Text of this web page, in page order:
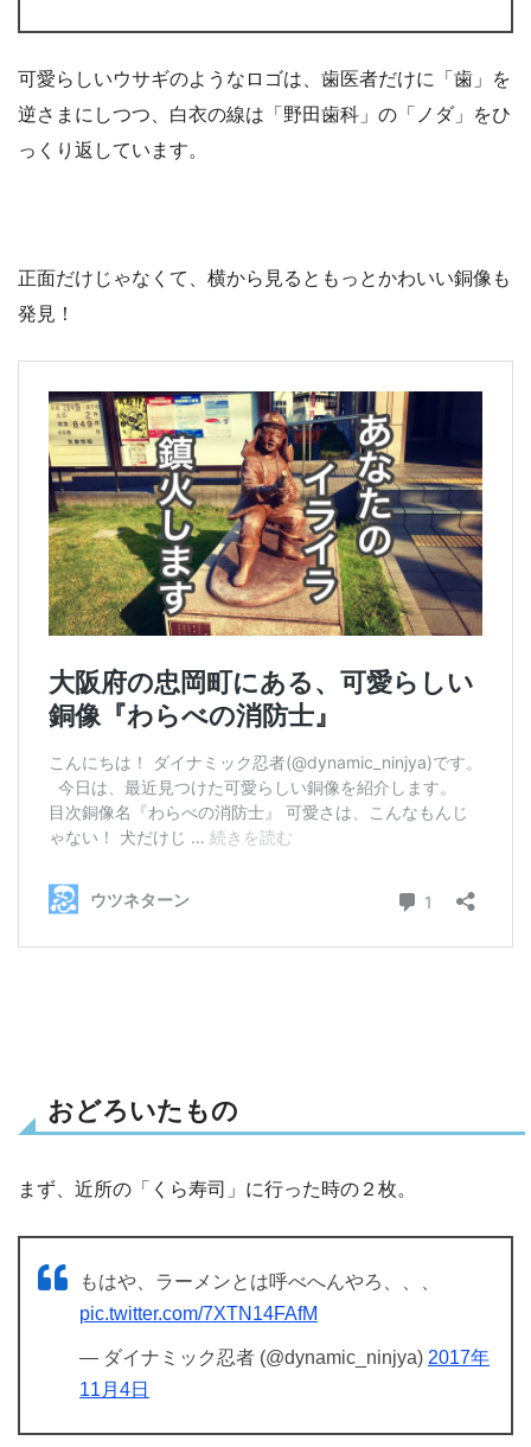
可愛らしいウサギのようなロゴは、歯医者だけに「歯」を
逆さまにしつつ、白衣の線は「野田歯科」の「ノダ」をひ
っくり返しています。
正面だけじゃなくて、横から見るともっとかわいい銅像も
発見！
おどろいたもの
まず、近所の「くら寿司」に行った時の２枚。
もはや、ラーメンとは呼べへんやろ、、、
pic.twitter.com/7XTN14FAfM
— ダイナミック忍者 (@dynamic_ninjya) 2017年
11月4日